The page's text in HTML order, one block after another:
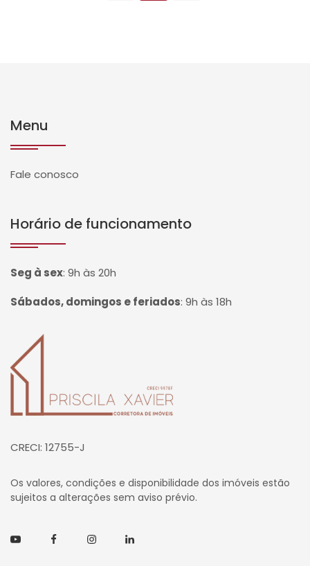
Menu
Fale conosco
Horário de funcionamento
Seg à sex: 9h às 20h
Sábados, domingos e feriados: 9h às 18h
Página inicial
CRECI: 12755-J
Os valores, condições e disponibilidade dos imóveis estão
sujeitos a alterações sem aviso prévio.
YoutubeFacebookInstagramLinkedin